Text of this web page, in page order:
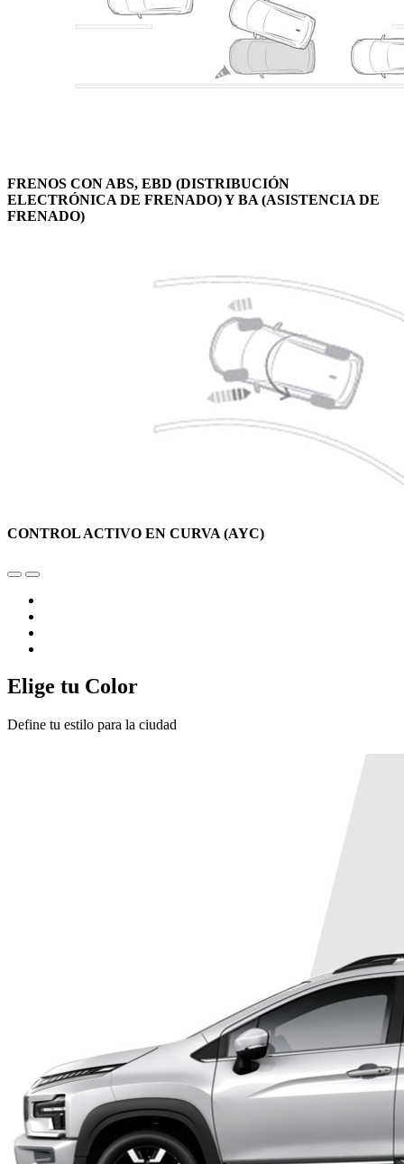
FRENOS CON ABS, EBD (DISTRIBUCIÓN
ELECTRÓNICA DE FRENADO) Y BA (ASISTENCIA DE
FRENADO)
CONTROL ACTIVO EN CURVA (AYC)
Elige tu Color
Define tu estilo para la ciudad